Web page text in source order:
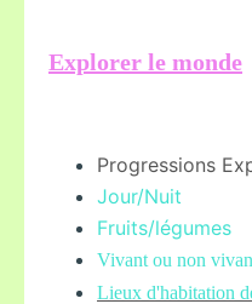
Explorer le monde
Progressions
Jour/Nuit
Fruits/légumes
Vivant ou non
Lieux d'habitation